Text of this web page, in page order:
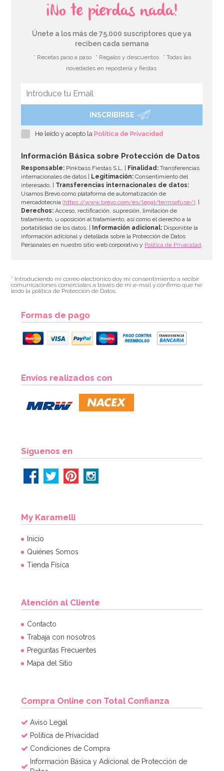
¡No te pierdas nada!
Únete a los más de 75.000 suscriptores que ya
reciben cada semana
* Recetas paso a paso * Regalos y descuentos
* Todas las
novedades en repostería y fiestas
INSCRIBIRSE
He leído y acepto laPolítica de Privacidad
Información Básica sobre Protección de Datos
Responsable: Pinkbass Fiestas S.L. | Finalidad: Transferencias
internacionales de datos |
Legitimación: Consentimiento del
interesado. | Transferencias internacionales de datos:
Usamos Brevo como plataforma de automatización de
mercadotecnia(https://www.brevo.com/es/legal/termsofuse/). |
Derechos: Acceso, rectificación, supresión, limitación de
tratamiento, u oposición al tratamiento, así como el derecho a la
portabilidad de los datos. |
Información adicional: Disponible la
información adicional y detallada sobre la Protección de Datos
Personales en nuestro sitio web corporativo y Política de Privacidad.
* Introduciendo mi correo electrónico doy mi consentimiento a recibir
comunicaciones comerciales a través de mi e-mail y confirmo que he
leído la política de Protección de Datos.
Formas de pago
Envíos realizados con
Síguenos en
My Karamelli
Inicio
Quiénes Somos
Tienda Física
Atención al Cliente
Contacto
Trabaja con nosotros
Preguntas Frecuentes
Mapa del Sitio
Compra Online con Total Confianza
Aviso Legal
Política de Privacidad
Condiciones de Compra
Información Básica y Adicional de Protección de